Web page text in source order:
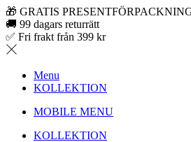
🎁 GRATIS
🚚 99 dagars returrätt
✅ Fri frakt från 399 kr
Menu
KOLLEKTION
MOBILE MENU
KOLLEKTION